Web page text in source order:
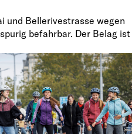
und Bellerivestrasse wegen
befahrbar. Der Belag ist